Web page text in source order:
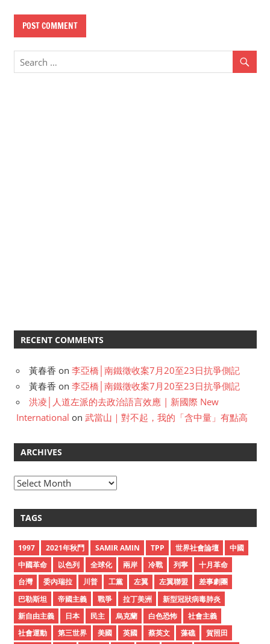
RECENT COMMENTS
黃春香 on 李亞橋│南鐵徵收案7月20至23日抗爭側記
黃春香 on 李亞橋│南鐵徵收案7月20至23日抗爭側記
洪凌│人道左派的去政治語言效應 | 新國際 New
International on 武當山｜對不起，我的「含中量」有點高
ARCHIVES
A
h
v
e
s
TAGS
1997 2021年秋鬥 SAMIR AMIN TPP 世界社會論壇
中國
中國革命
以色列 全球化 兩岸 冷戰 列寧
十月革命
台灣
委內瑞拉 川普 工黨 左翼 左翼聯盟
差事劇團
巴勒斯坦
帝國主義 戰爭 拉丁美洲
新型冠狀病毒肺炎
新自由主義
日本 民主 烏克蘭 白色恐怖
社會主義
社會運動
第三世界 美國 英國 蔡英文 藻礁
賀照田